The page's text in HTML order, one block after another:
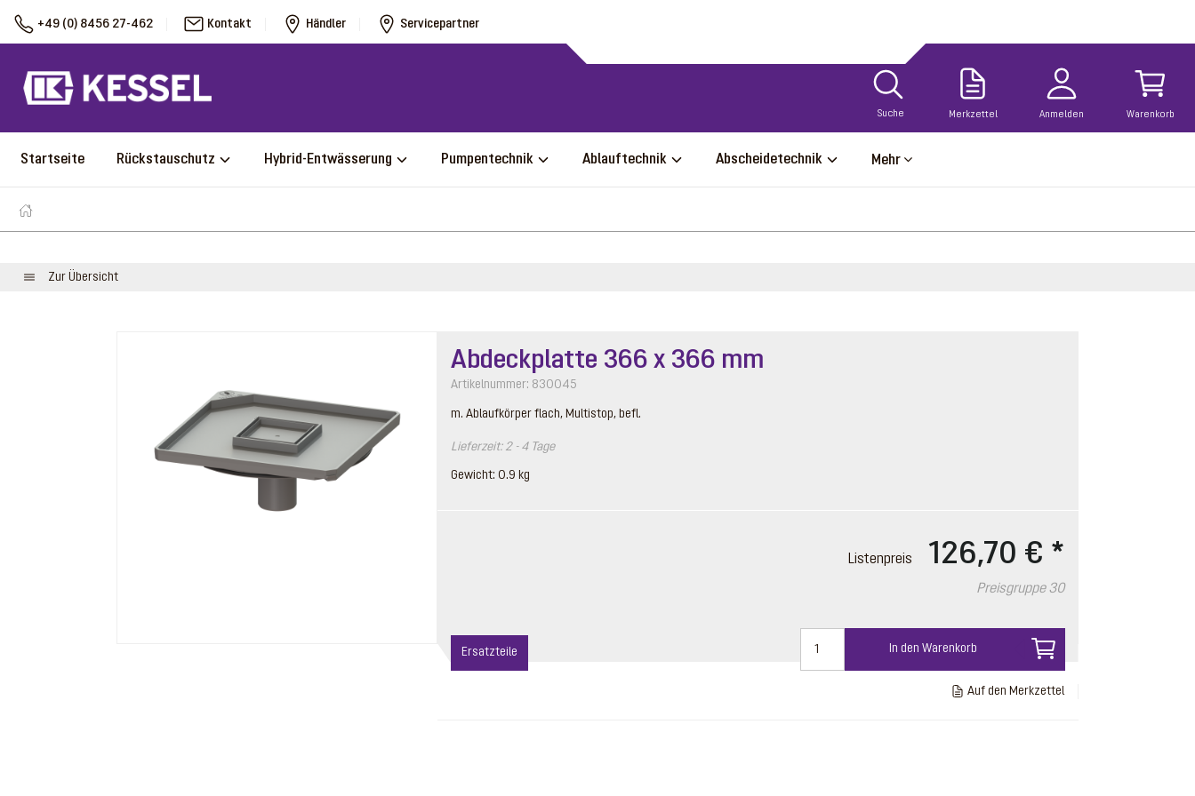
+49 (0) 8456 27-462 Kontakt Händler Servicepartner
Suche Merkzettel Anmelden Warenkorb
Startseite Rückstauschutz Hybrid-Entwässerung Pumpentechnik Ablauftechnik Abscheidetechnik Mehr
Zur Übersicht
Abdeckplatte 366 x 366 mm
Artikelnummer: 830045
m. Ablaufkörper flach, Multistop, befl.
Lieferzeit: 2 - 4 Tage
Gewicht: 0.9 kg
Listenpreis 126,70 € *
Preisgruppe 30
Ersatzteile In den Warenkorb
Auf den Merkzettel